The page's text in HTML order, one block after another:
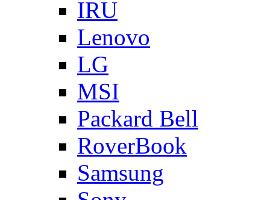
IRU
Lenovo
LG
MSI
Packard Bell
RoverBook
Samsung